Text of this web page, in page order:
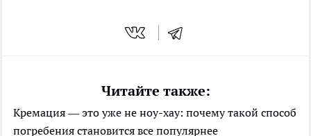
Читайте также:
Кремация — это уже не ноу-хау: почему такой способ
погребения становится все популярнее